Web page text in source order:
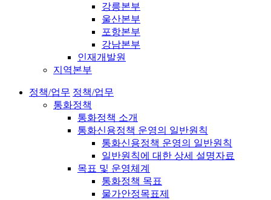
강릉본부
울산본부
포항본부
강남본부
인재개발원
지역본부
정책/업무 정책/업무
통화정책
통화정책 소개
통화신용정책 운영의 일반원칙
통화신용정책 운영의 일반원칙
일반원칙에 대한 상세 설명자료
목표 및 운영체계
통화정책 목표
물가안정목표제